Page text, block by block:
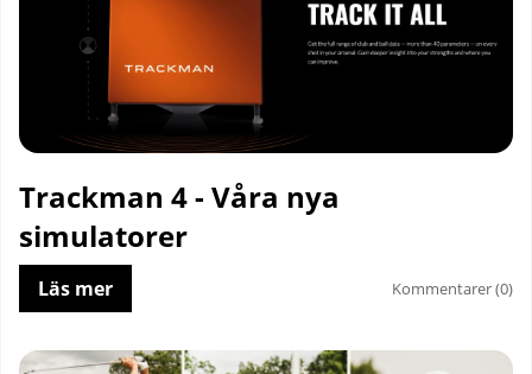
Trackman 4 - Våra nya
simulatorer
Läs mer Kommentarer (0)